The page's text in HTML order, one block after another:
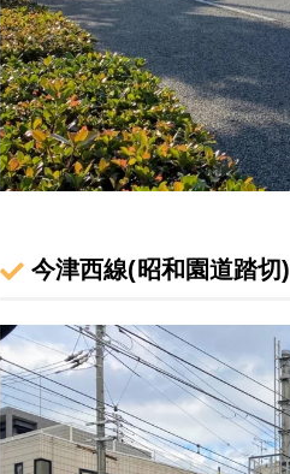
今津西線(昭和園道踏切)